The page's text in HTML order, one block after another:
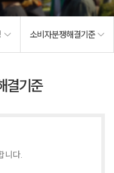
소비자분쟁해결기준
결기준
니다.